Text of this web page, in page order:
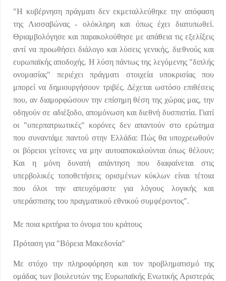
"Η κυβέρνηση πράγματι δεν εκμεταλλεύθηκε την απόφαση
της Λισσαβώνας - ολόκληρη και όπως έχει διατυπωθεί.
Θριαμβολόγησε και παρακολούθησε με απάθεια τις εξελίξεις
αντί να προωθήσει διάλογο και λύσεις γενικής, διεθνούς και
ευρωπαϊκής αποδοχής. Η λύση πάντως της λεγόμενης "διπλής
ονομασίας" περιέχει πράγματι στοιχεία υποκρισίας που
μπορεί να δημιουργήσουν τριβές. Δέχεται ωστόσο επιθέσεις
που, αν διαμορφώσουν την επίσημη θέση της χώρας μας, την
οδηγούν σε αδιέξοδο, απομόνωση και διεθνή δυσπιστία. Γιατί
οι "υπερπατριωτικές" κορόνες δεν απαντούν στο ερώτημα
που συναντάμε παντού στην Ελλάδα: Πώς θα υποχρεωθούν
οι βόρειοι γείτονες να μην αυτοαποκαλούνται όπως θέλουν;
Και η μόνη δυνατή απάντηση που διαφαίνεται στις
υπερβολικές τοποθετήσεις ορισμένων κύκλων είναι τέτοια
που όλοι την απευχόμαστε για λόγους λογικής και
υπεράσπισης του πραγματικού εθνικού συμφέροντος".
Με ποια κριτήρια το όνομα του κράτους
Πρόταση για "Βόρεια Μακεδονία"
Με στόχο την πληροφόρηση και τον προβληματισμό της
ομάδας των βουλευτών της Ευρωπαϊκής Ενωτικής Αριστεράς